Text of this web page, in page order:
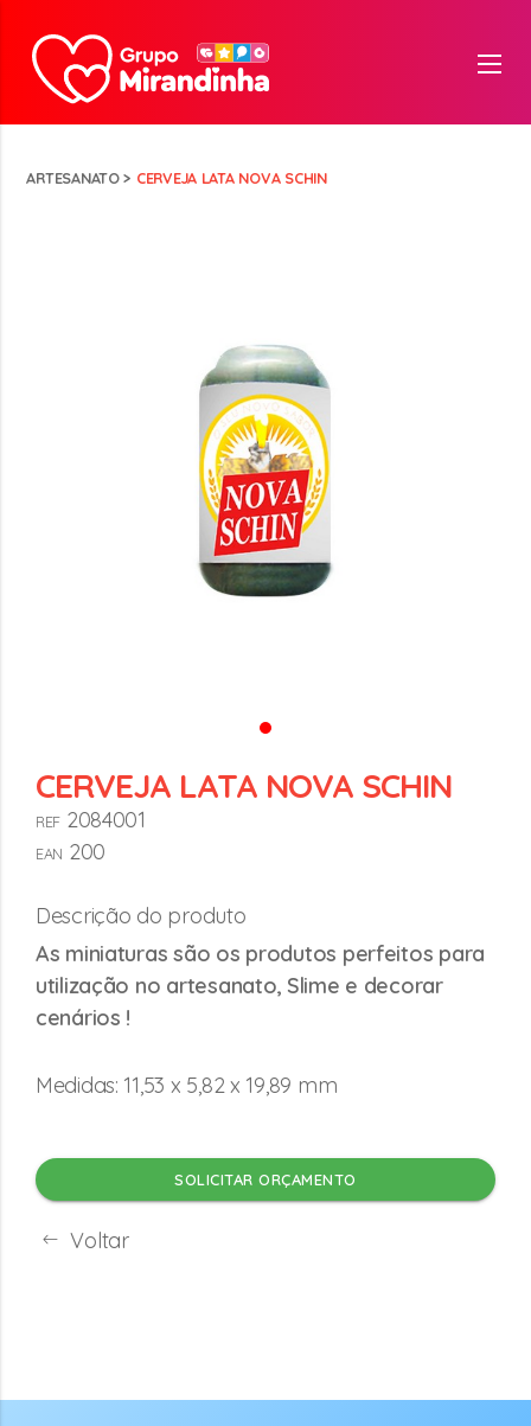
ARTESANATO> CERVEJA LATA NOVA SCHIN
CERVEJA LATA NOVA SCHIN
REF 2084001
EAN 200
Descrição do produto
As miniaturas são os produtos perfeitos para
utilização no artesanato, Slime e decorar
cenários !
Medidas: 11,53 x 5,82 x 19,89 mm
SOLICITAR ORÇAMENTO
Voltar